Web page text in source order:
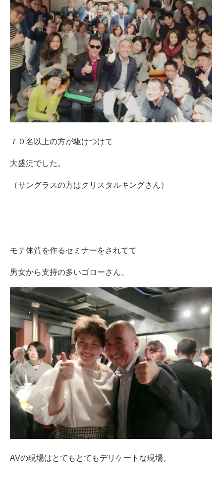
７０名以上の方が駆けつけて
大盛況でした。
（サングラスの方はクリスタルキングさん）
モテ体質を作るセミナーをされてて
男女から支持の多いゴローさん。
AVの現場はとてもとてもデリケートな現場。